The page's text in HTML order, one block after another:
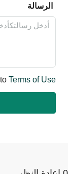
الرسالة
toTerms of Use